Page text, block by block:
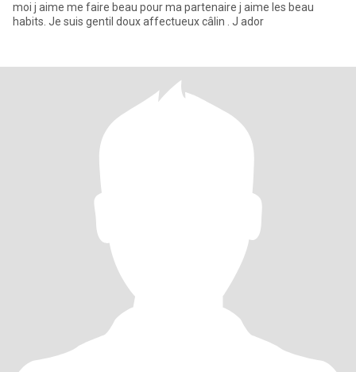
moi j aime me faire beau pour ma partenaire j aime les beau
habits. Je suis gentil doux affectueux câlin . J ador